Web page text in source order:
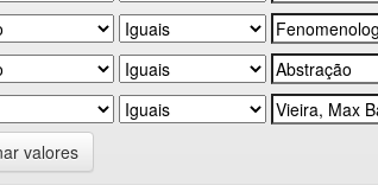
valores